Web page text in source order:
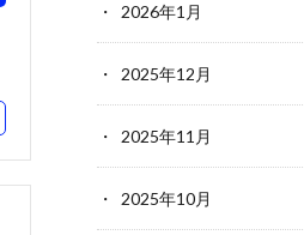
2026年1月
2025年12月
2025年11月
2025年10月